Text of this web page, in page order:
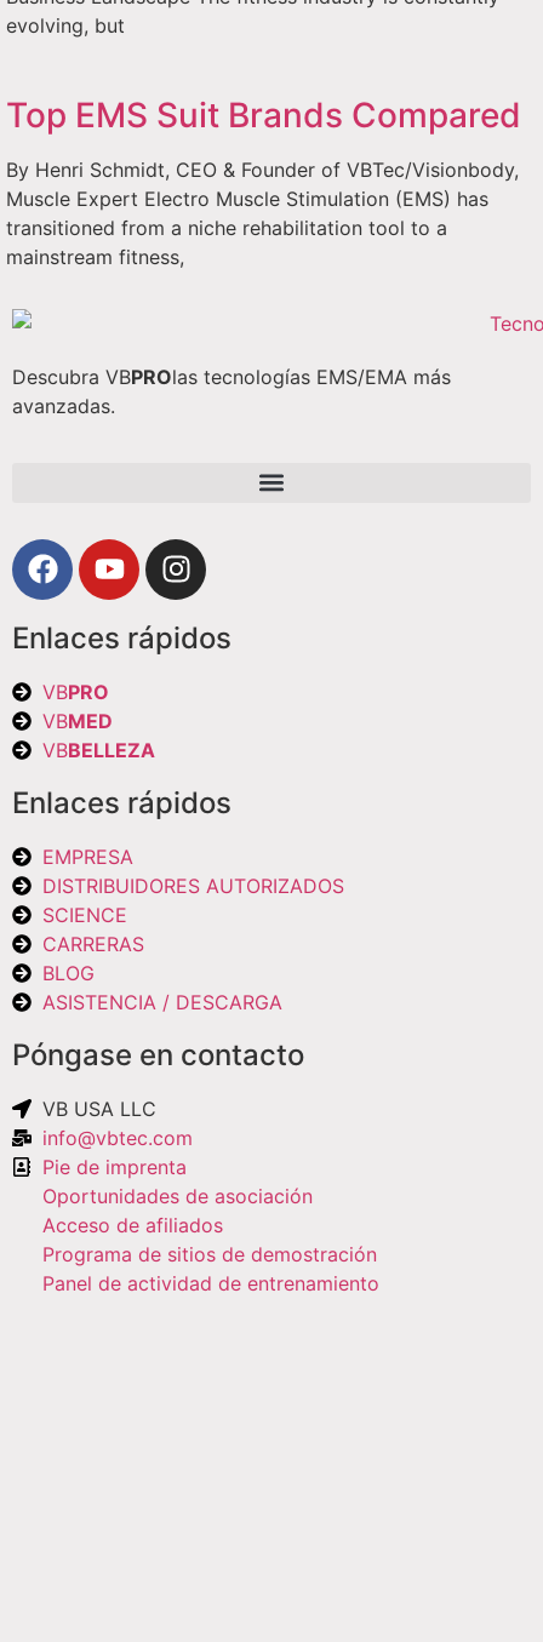
evolving, but
Top EMS Suit Brands Compared
By Henri Schmidt, CEO & Founder of VBTec/Visionbody,
Muscle Expert Electro Muscle Stimulation (EMS) has
transitioned from a niche rehabilitation tool to a
mainstream fitness,
Descubra VBPROlas tecnologías EMS/EMA más
avanzadas.
Enlaces rápidos
VBPRO
VBMED
VBBELLEZA
Enlaces rápidos
EMPRESA
DISTRIBUIDORES AUTORIZADOS
SCIENCE
CARRERAS
BLOG
ASISTENCIA / DESCARGA
Póngase en contacto
VB USA LLC
info@vbtec.com
Pie de imprenta
Oportunidades de asociación
Acceso de afiliados
Programa de sitios de demostración
Panel de actividad de entrenamiento